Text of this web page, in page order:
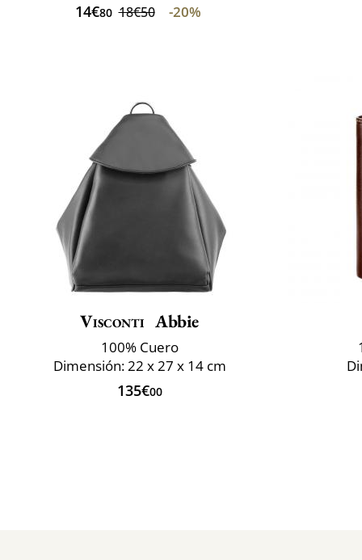
14€80 18€50 -20%
Visconti Abbie
100% Cuero
Dimensión: 22 x 27 x 14 cm
135€00